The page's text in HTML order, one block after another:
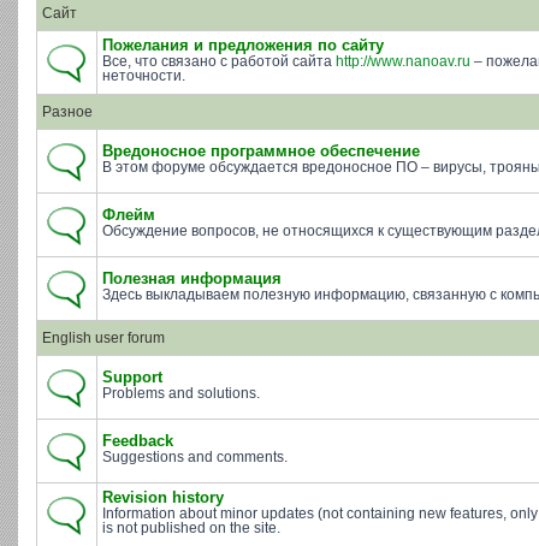
Сайт
Пожелания и предложения по сайту
Все, что связано с работой сайта http://www.nanoav.ru –
неточности.
Разное
Вредоносное программное обеспечение
В этом форуме обсуждается вредоносное ПО – вирусы,
Флейм
Обсуждение вопросов, не относящихся к существующим
Полезная информация
Здесь выкладываем полезную информацию, связанную с
English user forum
Support
Problems and solutions.
Feedback
Suggestions and comments.
Revision history
Information about minor updates (not containing new features,
is not published on the site.